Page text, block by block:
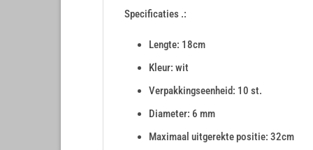
Specificaties .:
Lengte: 18cm
Kleur: wit
Verpakkingseenheid: 10 st.
Diameter: 6 mm
Maximaal uitgerekte positie: 32cm